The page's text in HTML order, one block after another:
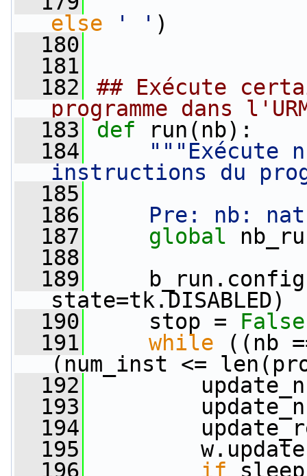
else
' ' )
  180
  181
  182
## Exécute
programme dans
  183
def
run(nb):
  184
"""Exécute
instructions du
  185
  186
Pre: nb:
  187
global
  188
  189
state=tk.DISABLED)
  190
stop = False
  191
while ((nb
(num_inst <=
  192
  193
  194
  195
  196
if